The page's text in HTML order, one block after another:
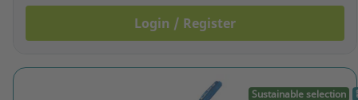
Login / Register
Sustainable selection